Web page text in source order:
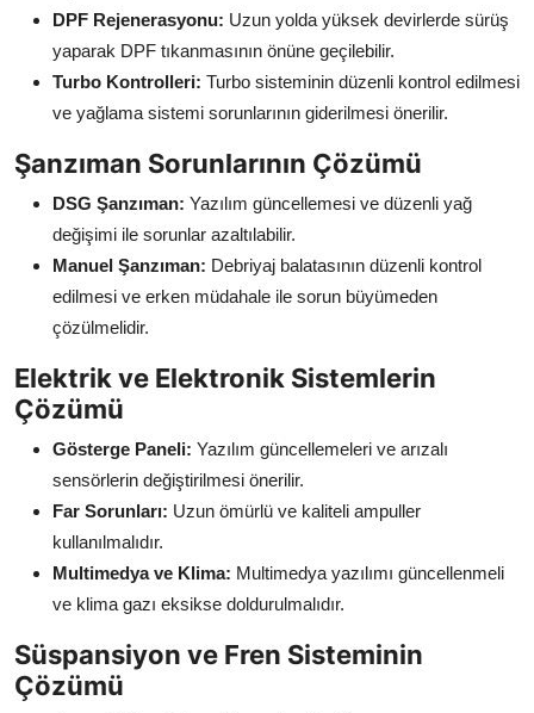
DPF Rejenerasyonu: Uzun yolda yüksek devirlerde sürüş
yaparak DPF tıkanmasının önüne geçilebilir.
Turbo Kontrolleri: Turbo sisteminin düzenli kontrol edilmesi
ve yağlama sistemi sorunlarının giderilmesi önerilir.
Şanzıman Sorunlarının Çözümü
DSG Şanzıman: Yazılım güncellemesi ve düzenli yağ
değişimi ile sorunlar azaltılabilir.
Manuel Şanzıman: Debriyaj balatasının düzenli kontrol
edilmesi ve erken müdahale ile sorun büyümeden
çözülmelidir.
Elektrik ve Elektronik Sistemlerin
Çözümü
Gösterge Paneli: Yazılım güncellemeleri ve arızalı
sensörlerin değiştirilmesi önerilir.
Far Sorunları: Uzun ömürlü ve kaliteli ampuller
kullanılmalıdır.
Multimedya ve Klima: Multimedya yazılımı güncellenmeli
ve klima gazı eksikse doldurulmalıdır.
Süspansiyon ve Fren Sisteminin
Çözümü